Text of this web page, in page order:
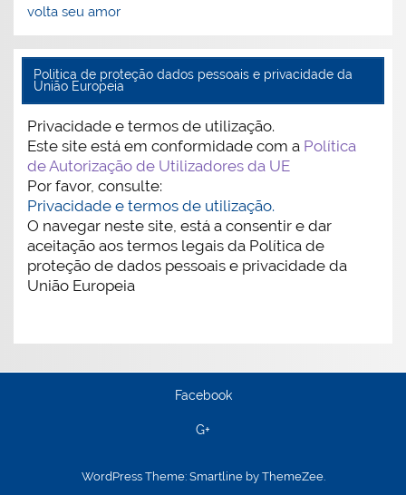
volta seu amor
Politica de proteção dados pessoais e privacidade da
União Europeia
Privacidade e termos de utilização.
Este site está em conformidade com a Política
de Autorização de Utilizadores da UE
Por favor, consulte:
Privacidade e termos de utilização.
O navegar neste site, está a consentir e dar
aceitação aos termos legais da Política de
proteção de dados pessoais e privacidade da
União Europeia
Facebook
G+
WordPress Theme: Smartline by ThemeZee.